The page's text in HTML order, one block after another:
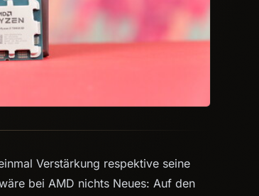
Verstärkung respektive seine
bei AMD nichts Neues: Auf den